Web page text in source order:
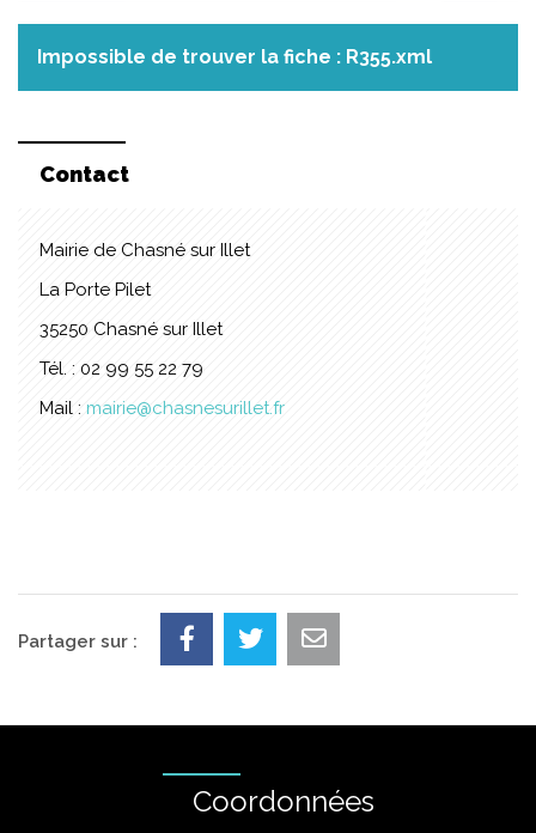
Impossible de trouver la fiche : R355.xml
Contact
Mairie de Chasné sur Illet
La Porte Pilet
35250 Chasné sur Illet
Tél. : 02 99 55 22 79
Mail : mairie@chasnesurillet.fr
Partager sur :
Coordonnées